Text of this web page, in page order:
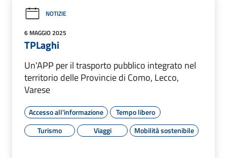
NOTIZIE
6 MAGGIO 2025
TPLaghi
Un'APP per il trasporto pubblico integrato nel
territorio delle Provincie di Como, Lecco,
Varese
Accesso all'informazione
Tempo libero
Turismo
Viaggi Mobilità sostenibile